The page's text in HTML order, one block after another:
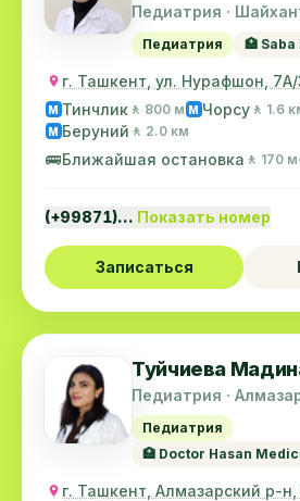
Педиатрия ·
Педиатрия 🏥
г. Ташкент, ул. Нурафшон, 7А/
M Тинчлик 🚶 800 м M Чорсу 🚶 1.6
M Беруний 🚶 2.0 км
🚌Ближайшая остановка 🚶 170 м
(+99871)… Показать номер
Записаться
Туйчиева
Педиатрия ·
Педиатрия
🏥 Doctor Hasan
г. Ташкент, Алмазарский р-